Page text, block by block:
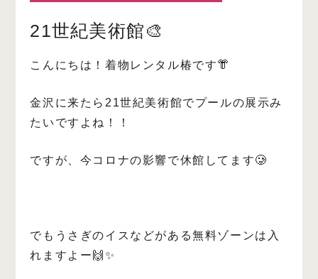
21世紀美術館🎨
こんにちは！着物レンタル椿です👘
金沢に来たら21世紀美術館でプールの展示み
たいですよね！！
ですが、今コロナの影響で休館してます🥲
でもうさぎのイスなどがある無料ゾーンは入
れますよー🙌✨